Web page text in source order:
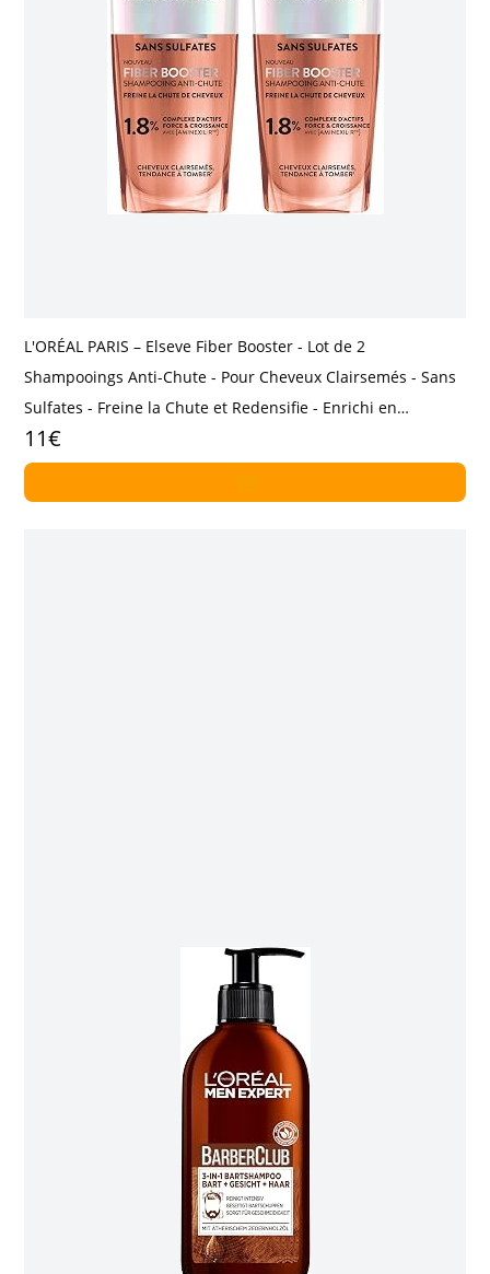
L'ORÉAL PARIS – Elseve Fiber Booster - Lot de 2
Shampooings Anti-Chute - Pour Cheveux Clairsemés - Sans
Sulfates - Freine la Chute et Redensifie - Enrichi en
Aminexil-R - Hommes et Femmes - 2 x 200ml
11€